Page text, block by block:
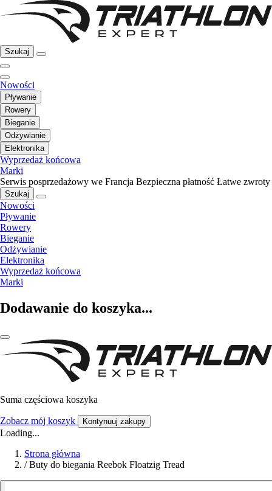
Szukaj
Nowości
Pływanie
Rowery
Bieganie
Odżywianie
Elektronika
Wyprzedaż końcowa
Marki
Serwis posprzedażowy we Francja Bezpieczna płatność Łatwe zwroty
Szukaj
Nowości
Pływanie
Rowery
Bieganie
Odżywianie
Elektronika
Wyprzedaż końcowa
Marki
Dodawanie do koszyka...
Suma częściowa koszyka
Zobacz mój koszyk Kontynuuj zakupy
Loading...
Strona główna
/ Buty do biegania Reebok Floatzig Tread